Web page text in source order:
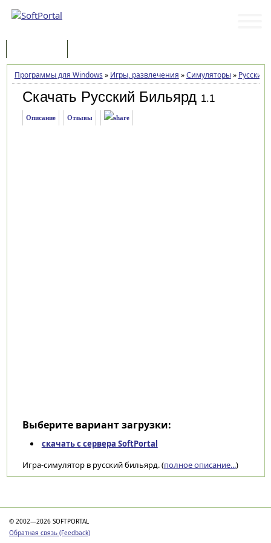
Программы для Windows » Игры, развлечения »Симуляторы» Русский
Скачать Русский Бильярд 1.1
Описание Отзывы
Выберите вариант загрузки:
скачать с сервера SoftPortal
Игра-симулятор в русский бильярд. (полное описание...)
© 2002—2026 SOFTPORTAL
Обратная связь (Feedback)